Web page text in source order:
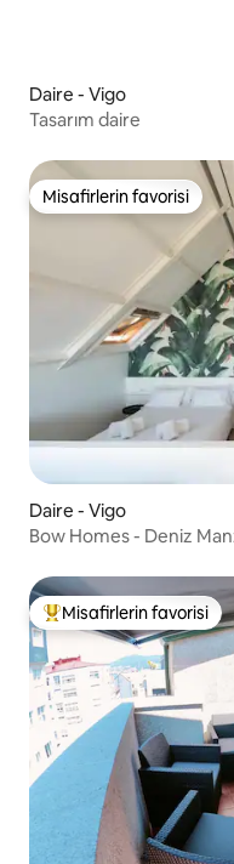
Daire - Vigo
Tasarım daire
Misafirlerin favorisi
Misafirlerin favorisi
Daire - Vigo
Bow Homes - Deniz
Misafirlerin
Misafirlerin favorisi